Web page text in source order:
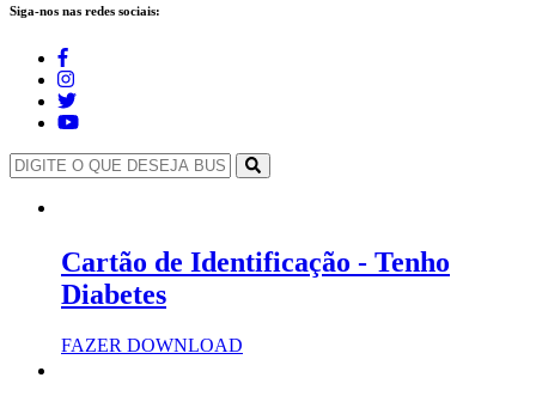
Siga-nos nas redes sociais:
Cartão de Identificação - Tenho
Diabetes
FAZER DOWNLOAD